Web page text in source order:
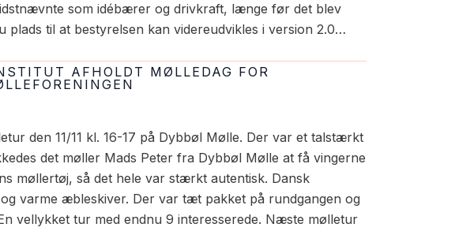
som idébærer og drivkraft, længe før det blev
plads til at bestyrelsen kan videreudvikles i version 2.0…
AFHOLDT MØLLEDAG FOR
den 11/11 kl. 16-17 på Dybbøl Mølle. Der var et talstærkt
det møller Mads Peter fra Dybbøl Mølle at få vingerne
møllertøj, så det hele var stærkt autentisk. Dansk
varme æbleskiver. Der var tæt pakket på rundgangen og
vellykket tur med endnu 9 interesserede. Næste mølletur